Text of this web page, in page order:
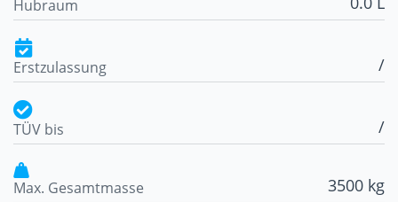
Hubraum
Erstzulassung /
TÜV bis /
Max. Gesamtmasse 3500 kg